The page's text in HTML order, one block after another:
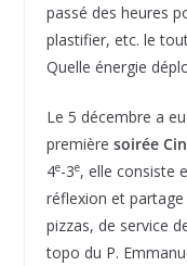
passé des heures
plastifier, etc. le
Quelle énergie
Le 5 décembre a
première soirée
4e-3e, elle consiste
réflexion et partage
pizzas, de service
topo du P.